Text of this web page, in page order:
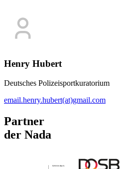
Henry Hubert
Deutsches Polizeisportkuratorium
email.henry.hubert(at)gmail.com
Partner
der Nada